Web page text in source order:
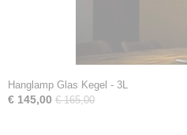
Hanglamp Glas Kegel - 3L
€ 145,00 € 165,00